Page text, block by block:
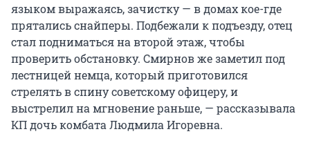
языком выражаясь, зачистку — в домах кое-где
прятались снайперы. Подбежали к подъезду, отец
стал подниматься на второй этаж, чтобы
проверить обстановку. Смирнов же заметил под
лестницей немца, который приготовился
стрелять в спину советскому офицеру, и
выстрелил на мгновение раньше, — рассказывала
КП дочь комбата Людмила Игоревна.